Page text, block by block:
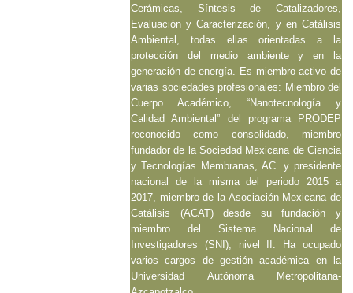
Cerámicas, Síntesis de Catalizadores,
Evaluación y Caracterización, y en Catálisis
Ambiental, todas ellas orientadas a la
protección del medio ambiente y en la
generación de energía. Es miembro activo de
varias sociedades profesionales: Miembro del
Cuerpo Académico, “Nanotecnología y
Calidad Ambiental” del programa PRODEP
reconocido como consolidado, miembro
fundador de la Sociedad Mexicana de Ciencia
y Tecnologías Membranas, AC. y presidente
nacional de la misma del periodo 2015 a
2017, miembro de la Asociación Mexicana de
Catálisis (ACAT) desde su fundación y
miembro del Sistema Nacional de
Investigadores (SNI), nivel II. Ha ocupado
varios cargos de gestión académica en la
Universidad Autónoma Metropolitana-